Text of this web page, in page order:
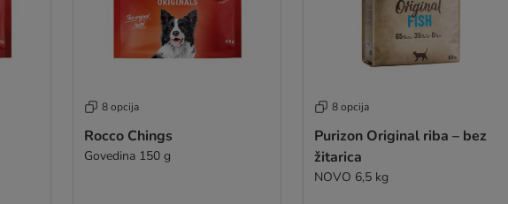
8 opcija
Rocco Chings
Govedina 150 g
8 opcija
Purizon Original riba – bez
žitarica
NOVO 6,5 kg